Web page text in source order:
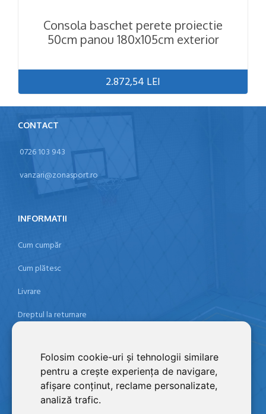
Folosim cookie-uri și tehnologii similare
pentru a crește experiența de navigare,
afișare conținut, reclame personalizate,
analiză trafic.
Consola baschet perete proiectie
50cm panou 180x105cm exterior
2.872,54 LEI
CONTACT
0726 103 943
vanzari@zonasport.ro
INFORMATII
Cum cumpăr
Cum plătesc
Livrare
Dreptul la returnare
Termeni şi condiţii
Contact